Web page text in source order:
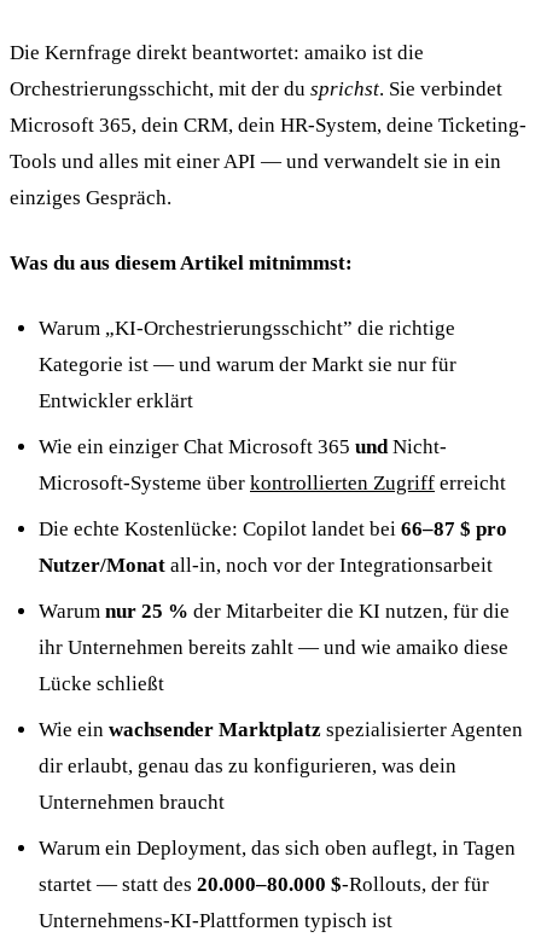
Die Kernfrage direkt beantwortet: amaiko ist die
Orchestrierungsschicht, mit der du sprichst. Sie verbindet
Microsoft 365, dein CRM, dein HR-System, deine Ticketing-
Tools und alles mit einer API — und verwandelt sie in ein
einziges Gespräch.
Was du aus diesem Artikel mitnimmst:
Warum „KI-Orchestrierungsschicht” die richtige
Kategorie ist — und warum der Markt sie nur für
Entwickler erklärt
Wie ein einziger Chat Microsoft 365 undNicht-
Microsoft-Systeme über kontrollierten Zugriff erreicht
Die echte Kostenlücke: Copilot landet bei 66–87 $ pro
Nutzer/Monat all-in, noch vor der Integrationsarbeit
Warum nur 25 % der Mitarbeiter die KI nutzen, für die
ihr Unternehmen bereits zahlt — und wie amaiko diese
Lücke schließt
Wie ein wachsender Marktplatz spezialisierter Agenten
dir erlaubt, genau das zu konfigurieren, was dein
Unternehmen braucht
Warum ein Deployment, das sich oben auflegt, in Tagen
startet — statt des 20.000–80.000 $-Rollouts, der für
Unternehmens-KI-Plattformen typisch ist